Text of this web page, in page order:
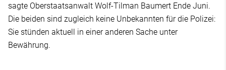
sagte Oberstaatsanwalt Wolf-Tilman Baumert Ende Juni.
Die beiden sind zugleich keine Unbekannten für die Polizei:
Sie stünden aktuell in einer anderen Sache unter
Bewährung.